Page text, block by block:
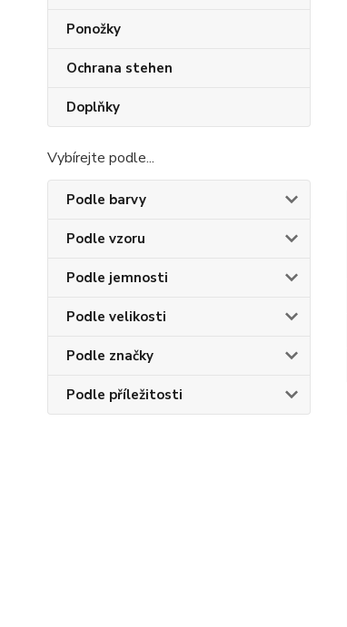
Ponožky
Ochrana stehen
Doplňky
Vybírejte podle...
Podle barvy
Podle vzoru
Podle jemnosti
Podle velikosti
Podle značky
Podle příležitosti